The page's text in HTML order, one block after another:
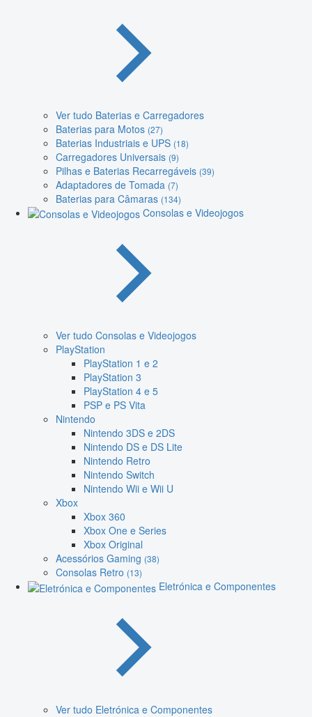
Ver tudo Baterias e Carregadores
Baterias para Motos (27)
Baterias Industriais e UPS (18)
Carregadores Universais (9)
Pilhas e Baterias Recarregáveis (39)
Adaptadores de Tomada (7)
Baterias para Câmaras (134)
Consolas e Videojogos
Ver tudo Consolas e Videojogos
PlayStation
PlayStation 1 e 2
PlayStation 3
PlayStation 4 e 5
PSP e PS Vita
Nintendo
Nintendo 3DS e 2DS
Nintendo DS e DS Lite
Nintendo Retro
Nintendo Switch
Nintendo Wii e Wii U
Xbox
Xbox 360
Xbox One e Series
Xbox Original
Acessórios Gaming (38)
Consolas Retro (13)
Eletrónica e Componentes
Ver tudo Eletrónica e Componentes